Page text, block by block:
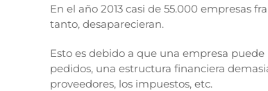
En el año 2013 casi de 55.000 empresas
tanto, desaparecieran.
Esto es debido a que una empresa
pedidos, una estructura financiera
proveedores, los impuestos, etc.